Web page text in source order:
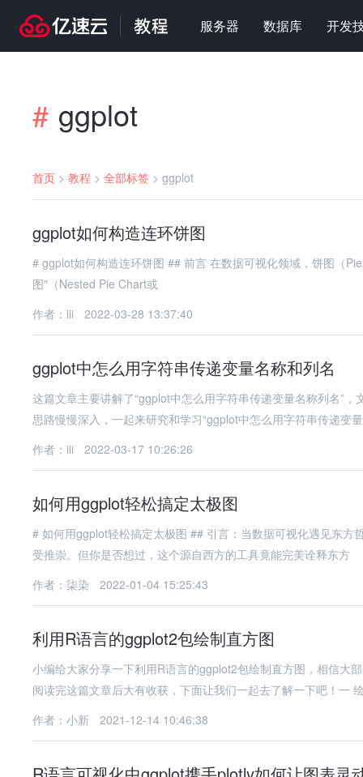
服务器 数据库 开发
# ggplot
首页 > 教程 > 全部标签 > ggplot
ggplot如何构造连环饼图
# ggplot如何构造连环饼图 ## 前言 在数据可视化领域，饼图（Pie Chart）是一种常见的展示比例关系的图表类型。而"连环饼
图"（Nested Pie Chart或
作者：iii
2022-03-28 13:37:40
ggplot中怎么用字符串传递变量名称和列名
这篇文章主要讲解了“ggplot中怎么用字符串传递变量名称列名”
思路慢慢深入，一起来研究和学习“ggplot中怎么用字符串传递变
作者：iii
2022-03-17 10:26:26
如何用ggplot轻松搞定太极图
# 如何用ggplot轻松搞定太极图 ## 引言：当数据可视化遇见东方哲学 在数据科学领域，ggplot2因其优雅的语法和强大的可视化能力广
受推崇。但你是否想过，这个源自西方的工具竟能完美诠释东方
作者：柒染
2022-01-04 15:25:43
利用R语言的ggplot2包绘制直方图
小编给大家分享一下利用R语言的ggplot2包绘制直方图，相信大
阅读完这篇文章后大有收获，下面让我们一起去了解一下吧！一
作者：小新
2021-12-14 10:46:38